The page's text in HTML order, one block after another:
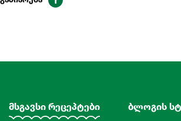
მსგავსი რეცეპტები ბლოგის